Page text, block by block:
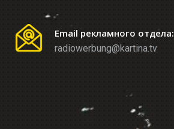
Email рекламного отдела:
radiowerbung@kartina.tv